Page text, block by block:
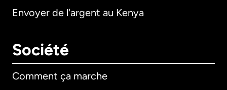
Envoyer de l'argent au Kenya
Société
Comment ça marche